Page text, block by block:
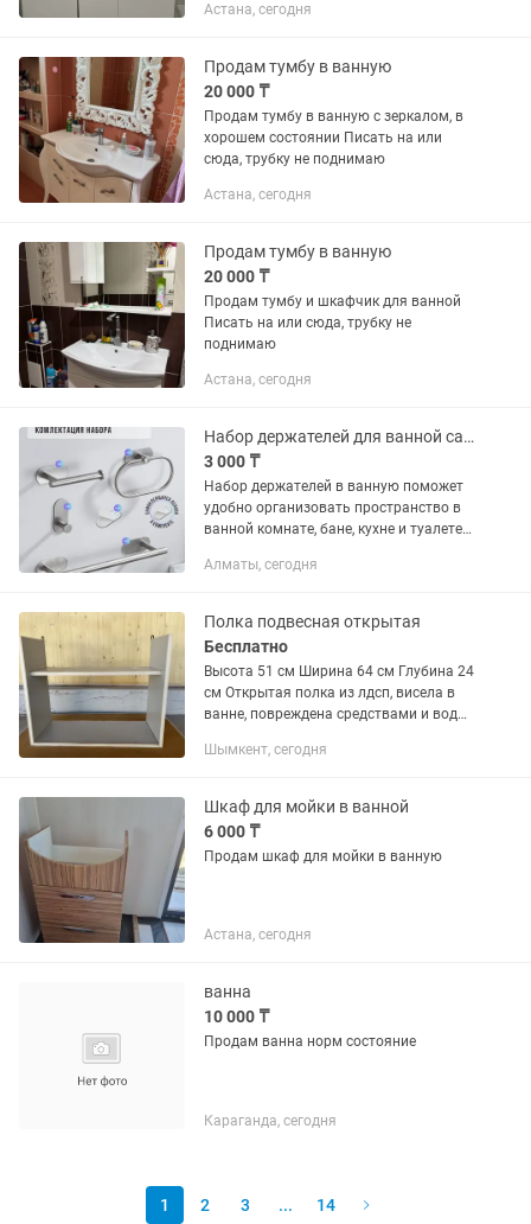
Астана, сегодня
Продам тумбу в ванную
20 000 ₸
Продам тумбу в ванную с зеркалом, в
хорошем состоянии Писать на или
сюда, трубку не поднимаю
Астана, сегодня
Продам тумбу в ванную
20 000 ₸
Продам тумбу и шкафчик для ванной
Писать на или сюда, трубку не
поднимаю
Астана, сегодня
Набор держателей для ванной самоклеющийся
3 000 ₸
Набор держателей в ванную поможет
удобно организовать пространство в
ванной комнате, бане, кухне и туалете.
для банных полотенец, держатель для
Алматы, сегодня
Полка подвесная открытая
Бесплатно
Высота 51 см Ширина 64 см Глубина 24
см Открытая полка из лдсп, висела в
ванне, повреждена средствами и водой
Шымкент, сегодня
Шкаф для мойки в ванной
6 000 ₸
Продам шкаф для мойки в ванную
Астана, сегодня
ванна
10 000 ₸
Продам ванна норм состояние
Караганда, сегодня
1 2 3 ... 14